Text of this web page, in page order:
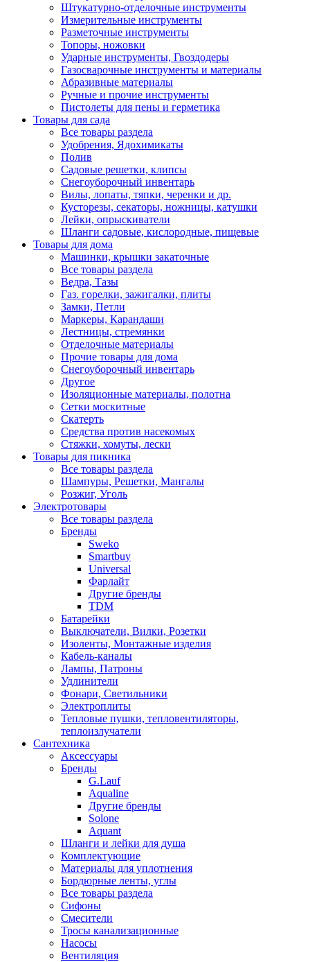
Штукатурно-отделочные инструменты
Измерительные инструменты
Разметочные инструменты
Топоры, ножовки
Ударные инструменты, Гвоздодеры
Газосварочные инструменты и материалы
Абразивные материалы
Ручные и прочие инструменты
Пистолеты для пены и герметика
Товары для сада
Все товары раздела
Удобрения, Ядохимикаты
Полив
Садовые решетки, клипсы
Снегоуборочный инвентарь
Вилы, лопаты, тяпки, черенки и др.
Кусторезы, секаторы, ножницы, катушки
Лейки, опрыскиватели
Шланги садовые, кислородные, пищевые
Товары для дома
Машинки, крышки закаточные
Все товары раздела
Ведра, Тазы
Газ. горелки, зажигалки, плиты
Замки, Петли
Маркеры, Карандаши
Лестницы, стремянки
Отделочные материалы
Прочие товары для дома
Снегоуборочный инвентарь
Другое
Изоляционные материалы, полотна
Сетки москитные
Скатерть
Средства против насекомых
Стяжки, хомуты, лески
Товары для пикника
Все товары раздела
Шампуры, Решетки, Мангалы
Розжиг, Уголь
Электротовары
Все товары раздела
Бренды
Sweko
Smartbuy
Universal
Фарлайт
Другие бренды
TDM
Батарейки
Выключатели, Вилки, Розетки
Изоленты, Монтажные изделия
Кабель-каналы
Лампы, Патроны
Удлинители
Фонари, Светильники
Электроплиты
Тепловые пушки, тепловентиляторы,
теплоизлучатели
Сантехника
Аксессуары
Бренды
G.Lauf
Aqualine
Другие бренды
Solone
Aquant
Шланги и лейки для душа
Комплектующие
Материалы для уплотнения
Бордюрные ленты, углы
Все товары раздела
Сифоны
Смесители
Тросы канализационные
Насосы
Вентиляция